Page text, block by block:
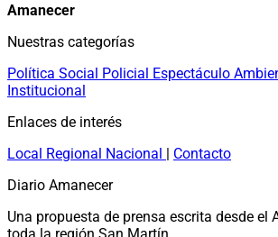
Amanecer
Nuestras categorías
Política Social Policial Espectáculo
Institucional
Enlaces de interés
Local Regional Nacional | Contacto
Diario Amanecer
Una propuesta de prensa escrita desde el
toda la región San Martín